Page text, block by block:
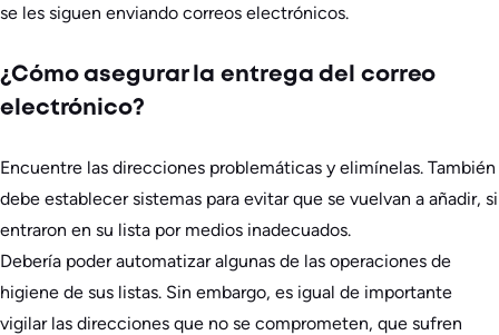
se les siguen enviando correos electrónicos.
¿Cómo asegurar la entrega del correo
electrónico?
Encuentre las direcciones problemáticas y elimínelas. También
debe establecer sistemas para evitar que se vuelvan a añadir, si
entraron en su lista por medios inadecuados.
Debería poder automatizar algunas de las operaciones de
higiene de sus listas. Sin embargo, es igual de importante
vigilar las direcciones que no se comprometen, que sufren